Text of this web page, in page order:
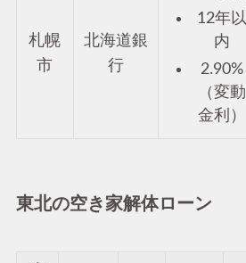
札幌
市
北海道銀
行
12年以
内
2.90%
（変動
金利）
東北の空き家解体ローン